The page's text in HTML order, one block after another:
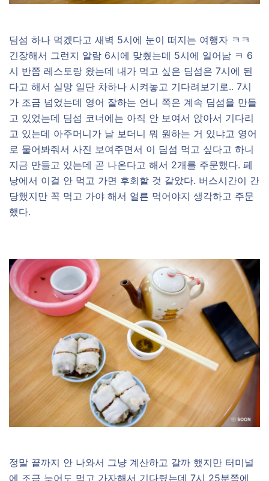
딤섬 하나 먹겠다고 새벽 5시에 눈이 떠지는 여행자 ㅋㅋ
긴장해서 그런지 알람 6시에 맞췄는데 5시에 일어남 ㅋ 6
시 반쯤 레스토랑 왔는데 내가 먹고 싶은 딤섬은 7시에 된
다고 해서 실망 일단 차하나 시켜놓고 기다려보기로.. 7시
가 조금 넘었는데 영어 잘하는 언니 쪽은 계속 딤섬을 만들
고 있었는데 딤섬 코너에는 아직 안 보여서 앉아서 기다리
고 있는데 아주머니가 날 보더니 뭐 원하는 거 있냐고 영어
로 물어봐줘서 사진 보여주면서 이 딤섬 먹고 싶다고 하니
지금 만들고 있는데 곧 나온다고 해서 2개를 주문했다. 페
낭에서 이걸 안 먹고 가면 후회할 것 같았다. 버스시간이 간
당했지만 꼭 먹고 가야 해서 얼른 먹어야지 생각하고 주문
했다.
정말 끝까지 안 나와서 그냥 계산하고 갈까 했지만 터미널
에 조금 늦어도 먹고 가자해서 기다렸는데 7시 25분쯤에